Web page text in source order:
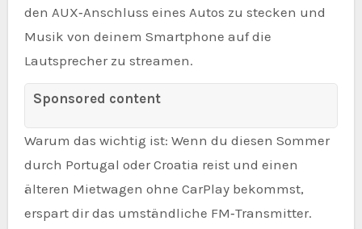
den AUX‑Anschluss eines Autos zu stecken und
Musik von deinem Smartphone auf die
Lautsprecher zu streamen.
Sponsored content
Warum das wichtig ist: Wenn du diesen Sommer
durch Portugal oder Croatia reist und einen
älteren Mietwagen ohne CarPlay bekommst,
erspart dir das umständliche FM‑Transmitter.